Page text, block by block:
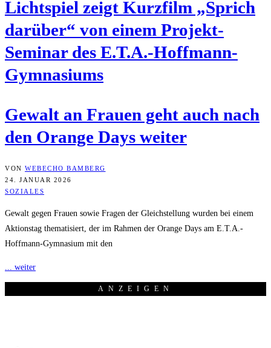
Licht­spiel zeigt Kurz­film „Sprich
dar­über“ von einem Pro­jekt-
Semi­nar des E.T.A.-Hoffmann-
Gymnasiums
Gewalt an Frau­en geht auch nach
den Oran­ge Days weiter
VON WEBECHO BAMBERG
24. JANUAR 2026
SOZIALES
Gewalt gegen Frauen sowie Fragen der Gleichstellung wurden bei einem
Aktionstag thematisiert, der im Rahmen der Orange Days am E.T.A.-
Hoffmann-Gymnasium mit den
... weiter
ANZEI­GEN